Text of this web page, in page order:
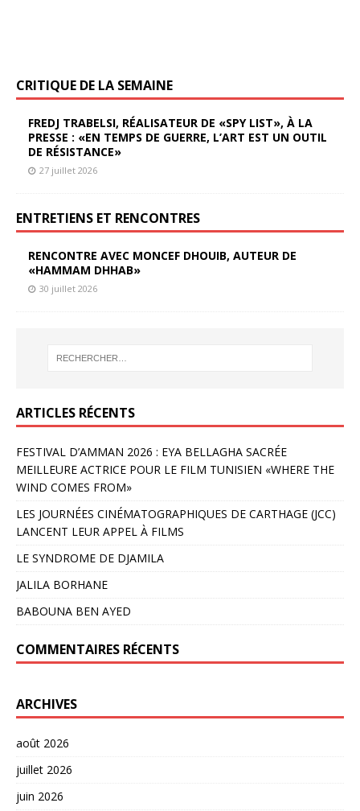
CRITIQUE DE LA SEMAINE
FREDJ TRABELSI, RÉALISATEUR DE «SPY LIST», À LA
PRESSE : «EN TEMPS DE GUERRE, L’ART EST UN OUTIL
DE RÉSISTANCE»
27 juillet 2026
ENTRETIENS ET RENCONTRES
RENCONTRE AVEC MONCEF DHOUIB, AUTEUR DE
«HAMMAM DHHAB»
30 juillet 2026
ARTICLES RÉCENTS
FESTIVAL D’AMMAN 2026 : EYA BELLAGHA SACRÉE
MEILLEURE ACTRICE POUR LE FILM TUNISIEN «WHERE THE
WIND COMES FROM»
LES JOURNÉES CINÉMATOGRAPHIQUES DE CARTHAGE (JCC)
LANCENT LEUR APPEL À FILMS
LE SYNDROME DE DJAMILA
JALILA BORHANE
BABOUNA BEN AYED
COMMENTAIRES RÉCENTS
ARCHIVES
août 2026
juillet 2026
juin 2026